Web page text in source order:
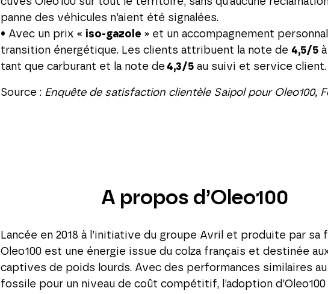
panne des véhicules n’aient été signalées.
• Avec un prix « iso-gazole » et un accompagnement
transition énergétique. Les clients attribuent la note de 4,5/5
tant que carburant et la note de 4,3/5 au suivi et service client.
Source : Enquête de satisfaction clientèle Saipol pour Oleo100,
A propos d’Oleo100
Lancée en 2018 à l’initiative du groupe Avril et produite par sa
Oleo100 est une énergie issue du colza français et destinée
captives de poids lourds. Avec des performances similaires au
fossile pour un niveau de coût compétitif, l’adoption